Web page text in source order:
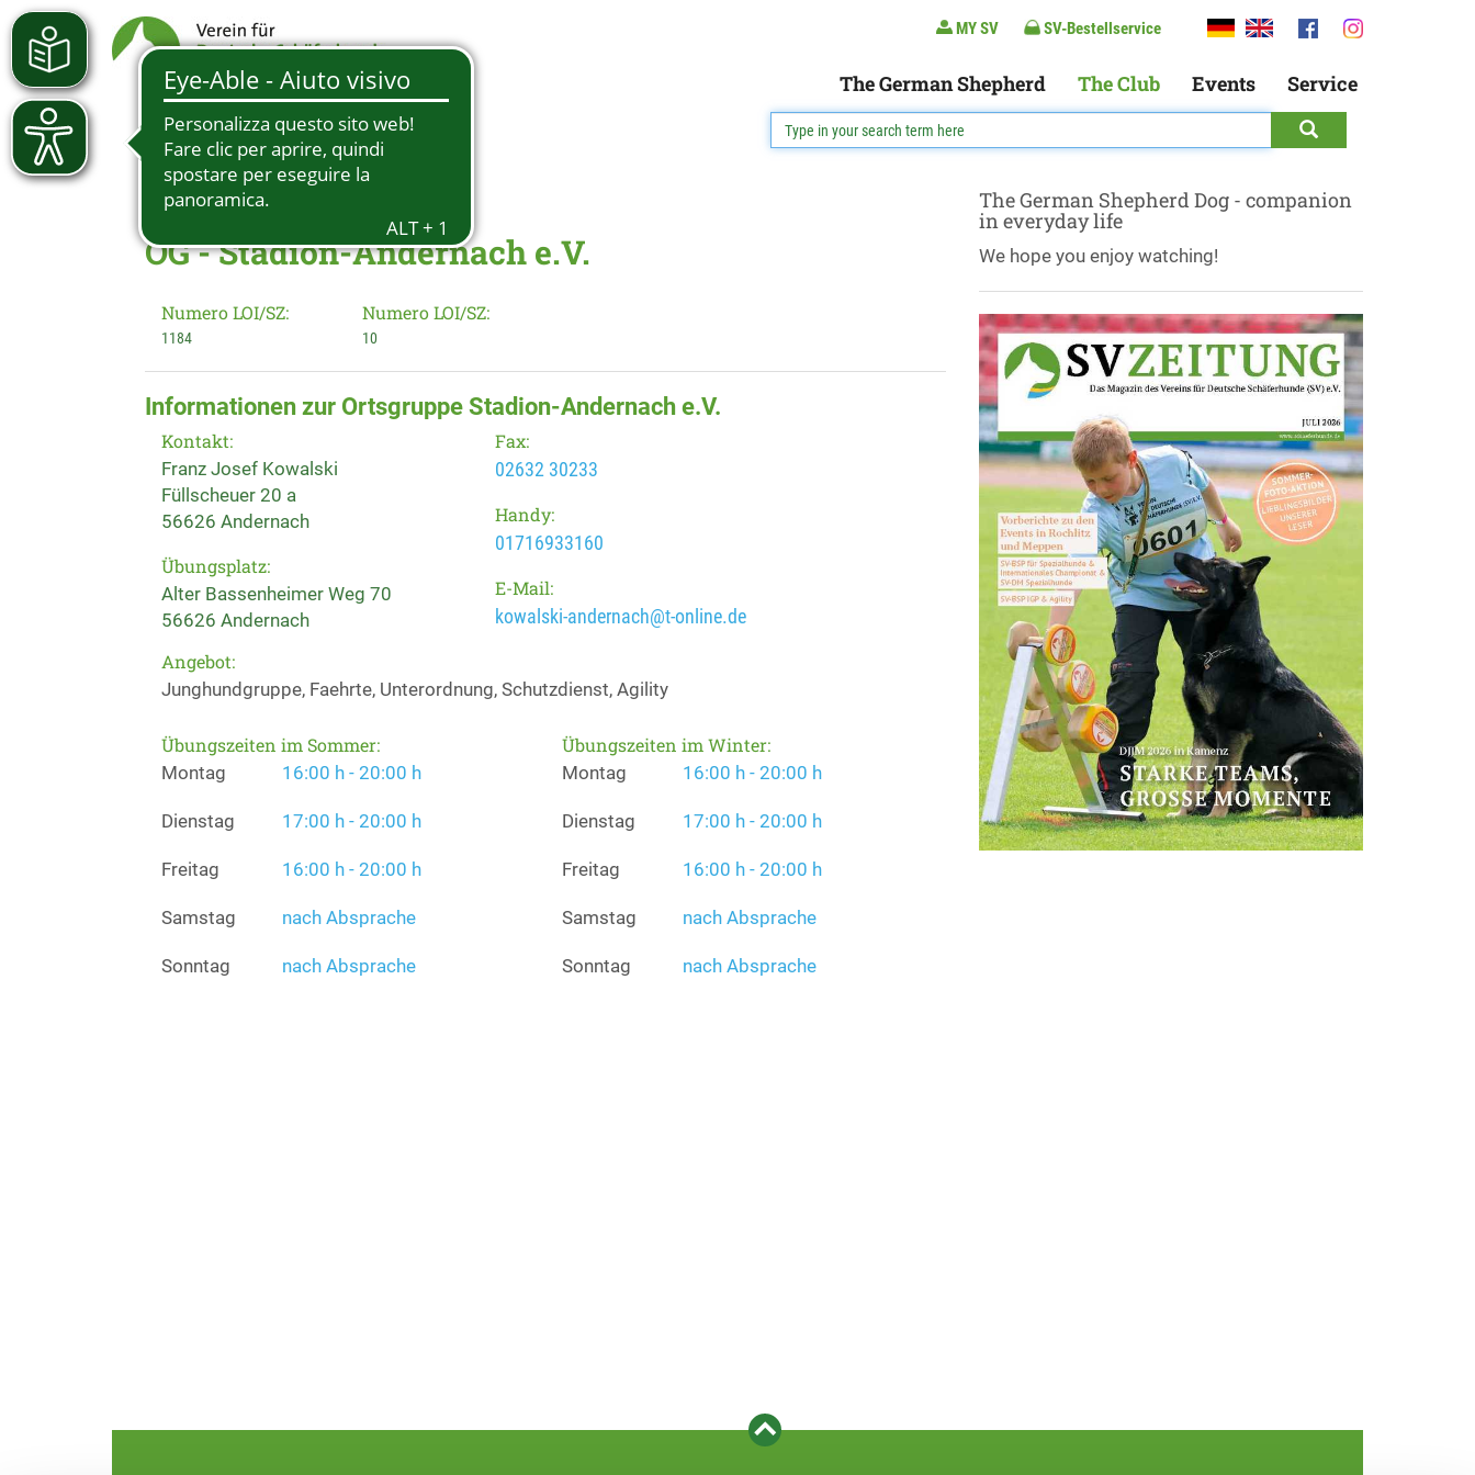
MY SV SV-Bestellservice
The German Shepherd The Club Events Service
OG - Stadion-Andernach e.V.
Numero LOI/SZ:
1184
Numero LOI/SZ:
10
Informationen zur Ortsgruppe Stadion-Andernach e.V.
Kontakt:
Franz Josef Kowalski
Füllscheuer 20 a
56626 Andernach
Übungsplatz:
Alter Bassenheimer Weg 70
56626 Andernach
Fax:
02632 30233
Handy:
01716933160
E-Mail:
kowalski-andernach@t-online.de
Angebot:
Junghundgruppe, Faehrte, Unterordnung, Schutzdienst, Agility
Übungszeiten im Sommer:
Montag 16:00 h - 20:00 h
Dienstag 17:00 h - 20:00 h
Freitag 16:00 h - 20:00 h
Samstag nach Absprache
Sonntag nach Absprache
Übungszeiten im Winter:
Montag 16:00 h - 20:00 h
Dienstag 17:00 h - 20:00 h
Freitag 16:00 h - 20:00 h
Samstag nach Absprache
Sonntag nach Absprache
The German Shepherd Dog - companion
in everyday life
We hope you enjoy watching!